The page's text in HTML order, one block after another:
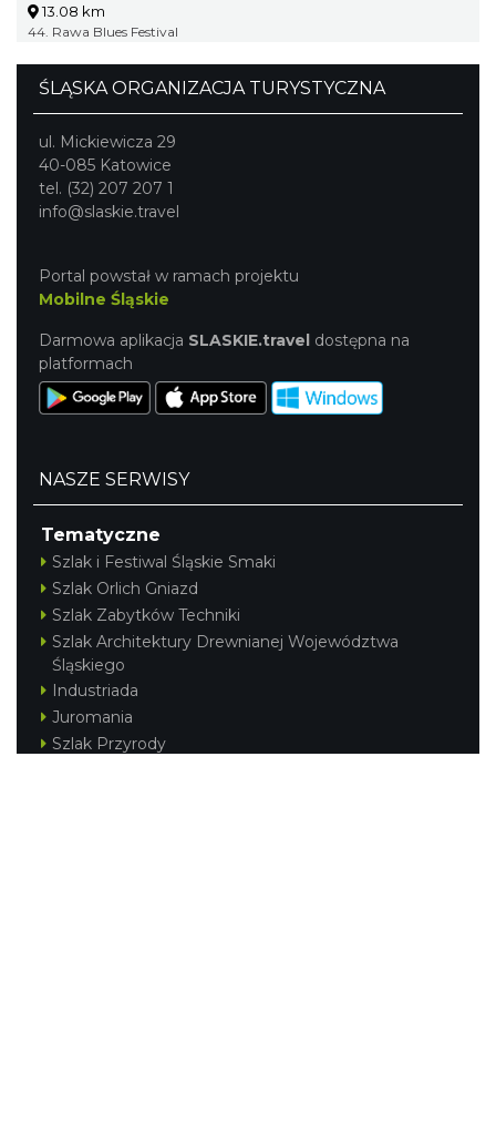
13.08 km
44. Rawa Blues Festival
ŚLĄSKA ORGANIZACJA TURYSTYCZNA
ul. Mickiewicza 29
40-085 Katowice
tel. (32) 207 207 1
info@slaskie.travel
Portal powstał w ramach projektu
Mobilne Śląskie
Darmowa aplikacja SLASKIE.travel dostępna na
platformach
NASZE SERWISY
Tematyczne
Szlak i Festiwal Śląskie Smaki
Szlak Orlich Gniazd
Szlak Zabytków Techniki
Szlak Architektury Drewnianej Województwa
Śląskiego
Industriada
Juromania
Szlak Przyrody